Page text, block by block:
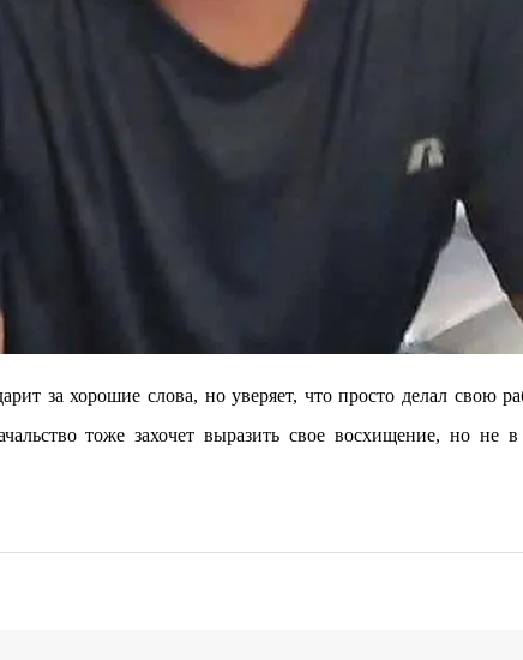
за хорошие слова, но уверяет, что просто делал свою
тоже захочет выразить свое восхищение, но не